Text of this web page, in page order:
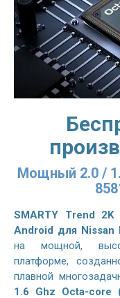
Мощный 2.0 /
SMARTY Trend 2K
Android для Nissan
на мощной,
платформе,
плавной
1.6 Ghz Octa-core